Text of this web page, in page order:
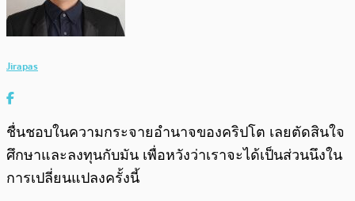
Jirapas
ชื่นชอบในความกระจายอำนาจของคริปโต เลยตัดสินใจ
ศึกษาและลงทุนกับมัน เพื่อหวังว่าเราจะได้เป็นส่วนนึงใน
การเปลี่ยนแปลงครั้งนี้